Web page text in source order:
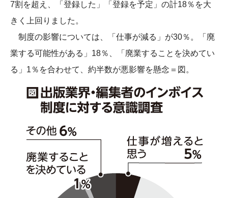
7割を超え、「登録した」「登録を予定」の計18％を大
きく上回りました。
制度の影響については、「仕事が減る」が30％。「廃
業する可能性がある」18％、「廃業することを決めてい
る」1％を合わせて、約半数が悪影響を懸念＝図。